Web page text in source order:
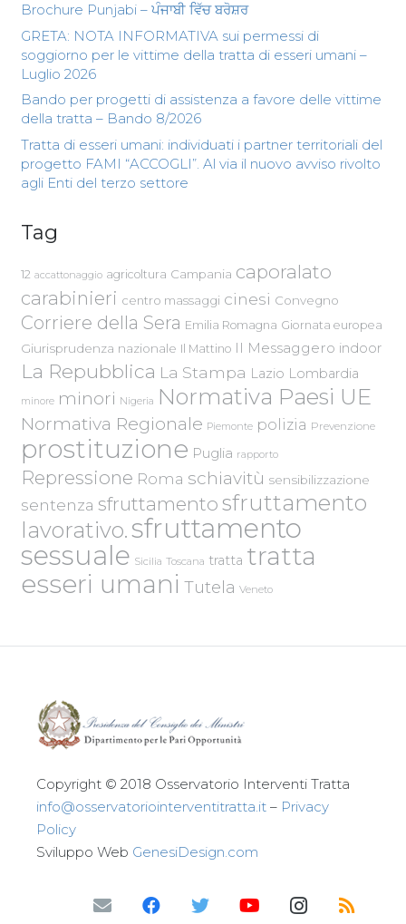
Brochure Punjabi – ਪੰਜਾਬੀ ਵਿੱਚ ਬਰੋਸ਼ਰ
GRETA: NOTA INFORMATIVA sui permessi di
soggiorno per le vittime della tratta di esseri umani –
Luglio 2026
Bando per progetti di assistenza a favore delle vittime
della tratta – Bando 8/2026
Tratta di esseri umani: individuati i partner territoriali del
progetto FAMI “ACCOGLI”. Al via il nuovo avviso rivolto
agli Enti del terzo settore
Tag
12 accattonaggio agricoltura Campania caporalato
carabinieri centro massaggi cinesi Convegno
Corriere della Sera Emilia Romagna Giornata europea
Giurisprudenza nazionale Il Mattino Il Messaggero indoor
La Repubblica La Stampa Lazio Lombardia
minore minori Nigeria Normativa Paesi UE
Normativa Regionale Piemonte polizia Prevenzione
prostituzione Puglia rapporto
Repressione Roma schiavitù sensibilizzazione
sentenza sfruttamento sfruttamento
lavorativo.sfruttamento
sessuale Sicilia Toscana tratta tratta
esseri umani Tutela Veneto
Copyright © 2018 Osservatorio Interventi Tratta
info@osservatoriointerventitratta.it – Privacy
Policy
Sviluppo Web GenesiDesign.com